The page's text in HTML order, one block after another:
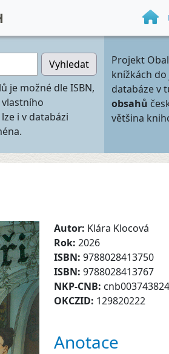
Vyhledat
je možné dle ISBN,
vlastního
i v databázi
Projekt
knížkách
databáze v
obsahů
většina
Autor: Klára Klocová
Rok: 2026
ISBN: 9788028413750
ISBN: 9788028413767
NKP-CNB: cnb003743824
OKCZID: 129820222
Anotace